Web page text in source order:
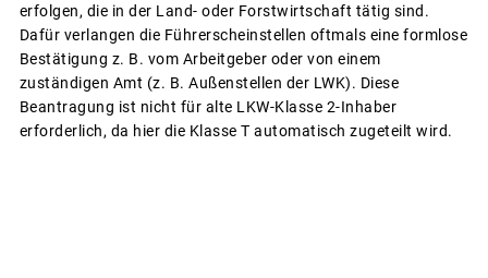
erfolgen, die in der Land- oder Forstwirtschaft tätig sind.
Dafür verlangen die Führerscheinstellen oftmals eine formlose
Bestätigung z. B. vom Arbeitgeber oder von einem
zuständigen Amt (z. B. Außenstellen der LWK). Diese
Beantragung ist nicht für alte LKW-Klasse 2-Inhaber
erforderlich, da hier die Klasse T automatisch zugeteilt wird.